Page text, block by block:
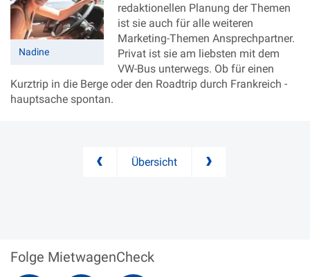
Nadine
redaktionellen Planung der Themen
ist sie auch für alle weiteren
Marketing-Themen Ansprechpartner.
Privat ist sie am liebsten mit dem
VW-Bus unterwegs. Ob für einen
Kurztrip in die Berge oder den Roadtrip durch Frankreich -
hauptsache spontan.
Übersicht
Folge MietwagenCheck